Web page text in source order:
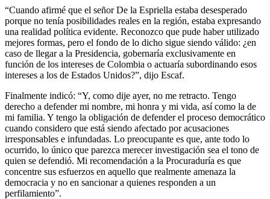
“Cuando afirmé que el señor De la Espriella estaba desesperado
porque no tenía posibilidades reales en la región, estaba expresando
una realidad política evidente. Reconozco que pude haber utilizado
mejores formas, pero el fondo de lo dicho sigue siendo válido: ¿en
caso de llegar a la Presidencia, gobernaría exclusivamente en
función de los intereses de Colombia o actuaría subordinando esos
intereses a los de Estados Unidos?”, dijo Escaf.
Finalmente indicó: “Y, como dije ayer, no me retracto. Tengo
derecho a defender mi nombre, mi honra y mi vida, así como la de
mi familia. Y tengo la obligación de defender el proceso democrático
cuando considero que está siendo afectado por acusaciones
irresponsables e infundadas. Lo preocupante es que, ante todo lo
ocurrido, lo único que parezca merecer investigación sea el tono de
quien se defendió. Mi recomendación a la Procuraduría es que
concentre sus esfuerzos en aquello que realmente amenaza la
democracia y no en sancionar a quienes responden a un
perfilamiento”.